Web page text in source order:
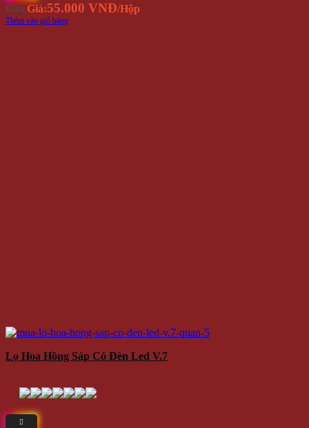
Giá Giá:55.000 VNĐ/Hộp
Thêm vào giỏ hàng
Lọ Hoa Hồng Sáp Có Đèn Led V.7